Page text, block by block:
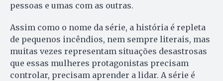
pessoas e umas com as outras.
Assim como o nome da série, a história é repleta
de pequenos incêndios, nem sempre literais, mas
muitas vezes representam situações desastrosas
que essas mulheres protagonistas precisam
controlar, precisam aprender a lidar. A série é